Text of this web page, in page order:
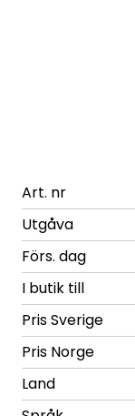
Art. nr
Utgåva
Förs. dag
I butik till
Pris Sverige
Pris Norge
Land